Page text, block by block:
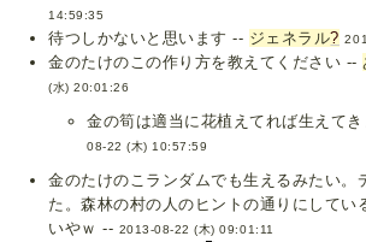
14:59:35
待つしかないと思います -- ジェネラル?
金のたけのこの作り方を教えてください --
(水) 20:01:26
金の筍は適当に花植えてれば生えて
08-22 (木) 10:57:59
金のたけのこランダムでも生えるみたい。
た。森林の村の人のヒントの通りにしてい
いやｗ -- 2013-08-22 (木) 09:01:11